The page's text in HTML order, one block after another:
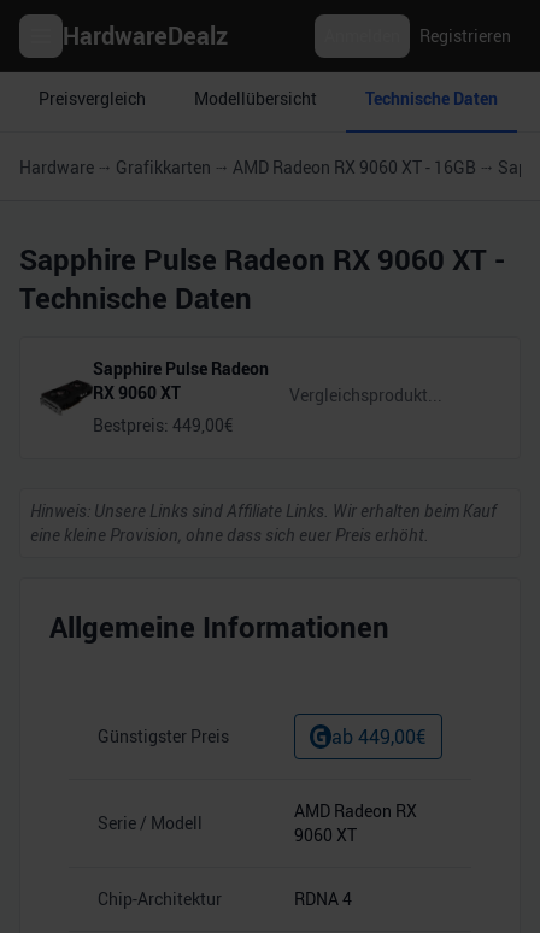
HardwareDealz Registrieren
Preisvergleich Modellübersicht Technische Daten
Hardware Grafikkarten AMD Radeon RX 9060 XT - 16GB
Sapphire Pulse Radeon RX 9060 XT -
Technische Daten
Sapphire Pulse Radeon
RX 9060 XT
Bestpreis: 449,00€
Hinweis: Unsere Links sind Affiliate Links. Wir erhalten beim Kauf
eine kleine Provision, ohne dass sich euer Preis erhöht.
Allgemeine Informationen
Günstigster Preis ab 449,00€
Serie / Modell
AMD Radeon RX
9060 XT
Chip-Architektur RDNA 4